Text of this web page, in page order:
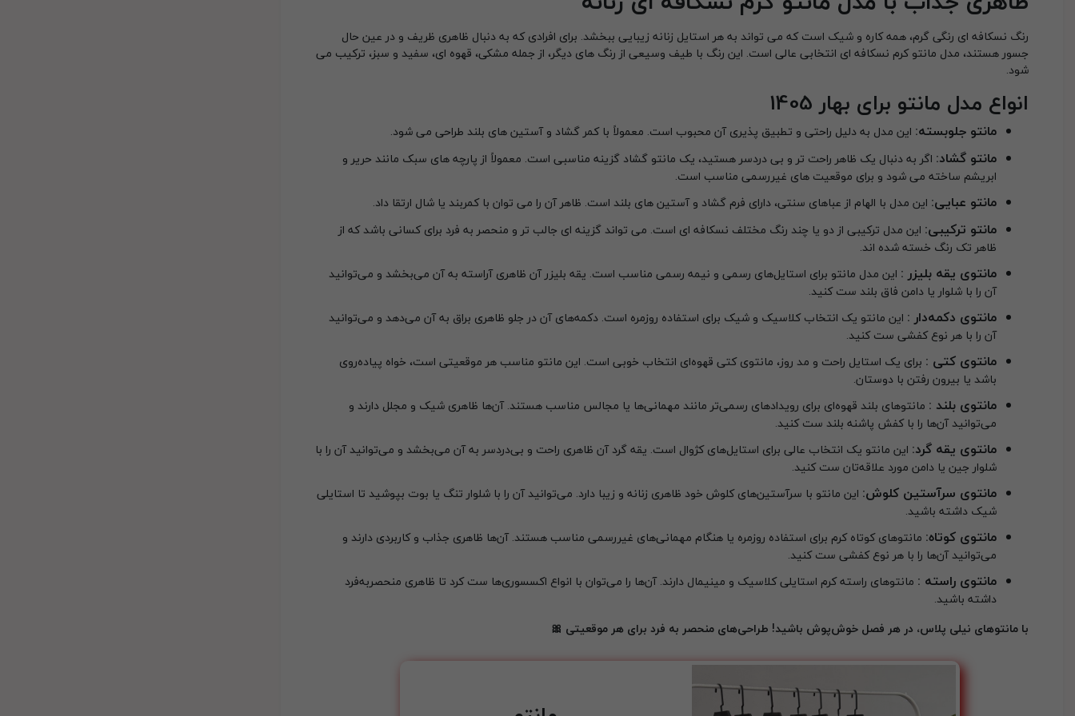
رنگ نسکافه ای رنگی گرم، همه کاره و شیک است که می تواند به هر استایل زنانه زیبایی ببخشد. برای افرادی که به دنبال ظاهری ظریف و در عین حال
جسور هستند، مدل مانتو کرم نسکافه ای انتخابی عالی است. این رنگ با طیف وسیعی از رنگ های دیگر، از جمله مشکی، قهوه ای، سفید و سبز، ترکیب می
شود.
انواع مدل مانتو برای بهار 1405
مانتو جلوبسته: این مدل به دلیل راحتی و تطبیق پذیری آن محبوب است. معمولاً با کمر گشاد و آستین های بلند طراحی می شود.
مانتو گشاد: اگر به دنبال یک ظاهر راحت تر و بی دردسر هستید، یک مانتو گشاد گزینه مناسبی است. معمولاً از پارچه های سبک مانند حریر و
ابریشم ساخته می شود و برای موقعیت های غیررسمی مناسب است.
مانتو عبایی: این مدل با الهام از عباهای سنتی، دارای فرم گشاد و آستین های بلند است. ظاهر آن را می توان با کمربند یا شال ارتقا داد.
مانتو ترکیبی: این مدل ترکیبی از دو یا چند رنگ مختلف نسکافه ای است. می تواند گزینه ای جالب تر و منحصر به فرد برای کسانی باشد که از
ظاهر تک رنگ خسته شده اند.
مانتوی یقه بلیزر : این مدل مانتو برای استایل‌های رسمی و نیمه رسمی مناسب است. یقه بلیزر آن ظاهری آراسته به آن می‌بخشد و می‌توانید
آن را با شلوار یا دامن فاق بلند ست کنید.
مانتوی دکمه‌دار : این مانتو یک انتخاب کلاسیک و شیک برای استفاده روزمره است. دکمه‌های آن در جلو ظاهری براق به آن می‌دهد و می‌توانید
آن را با هر نوع کفشی ست کنید.
مانتوی کتی : برای یک استایل راحت و مد روز، مانتوی کتی قهوه‌ای انتخاب خوبی است. این مانتو مناسب هر موقعیتی است، خواه پیاده‌روی
باشد یا بیرون رفتن با دوستان.
مانتوی بلند : مانتوهای بلند قهوه‌ای برای رویدادهای رسمی‌تر مانند مهمانی‌ها یا مجالس مناسب هستند. آن‌ها ظاهری شیک و مجلل دارند و
می‌توانید آن‌ها را با کفش پاشنه بلند ست کنید.
مانتوی یقه گرد: این مانتو یک انتخاب عالی برای استایل‌های کژوال است. یقه گرد آن ظاهری راحت و بی‌دردسر به آن می‌بخشد و می‌توانید آن را با
شلوار جین یا دامن مورد علاقه‌تان ست کنید.
مانتوی سرآستین کلوش: این مانتو با سرآستین‌های کلوش خود ظاهری زنانه و زیبا دارد. می‌توانید آن را با شلوار تنگ یا بوت بپوشید تا استایلی
شیک داشته باشید.
مانتوی کوتاه: مانتوهای کوتاه کرم برای استفاده روزمره یا هنگام مهمانی‌های غیررسمی مناسب هستند. آن‌ها ظاهری جذاب و کاربردی دارند و
می‌توانید آن‌ها را با هر نوع کفشی ست کنید.
مانتوی راسته : مانتوهای راسته کرم استایلی کلاسیک و مینیمال دارند. آن‌ها را می‌توان با انواع اکسسوری‌ها ست کرد تا ظاهری منحصربه‌فرد
داشته باشید.
با مانتوهای نیلی پلاس، در هر فصل خوش‌پوش باشید! طراحی‌های منحصر به فرد برای هر موقعیتی 🎀